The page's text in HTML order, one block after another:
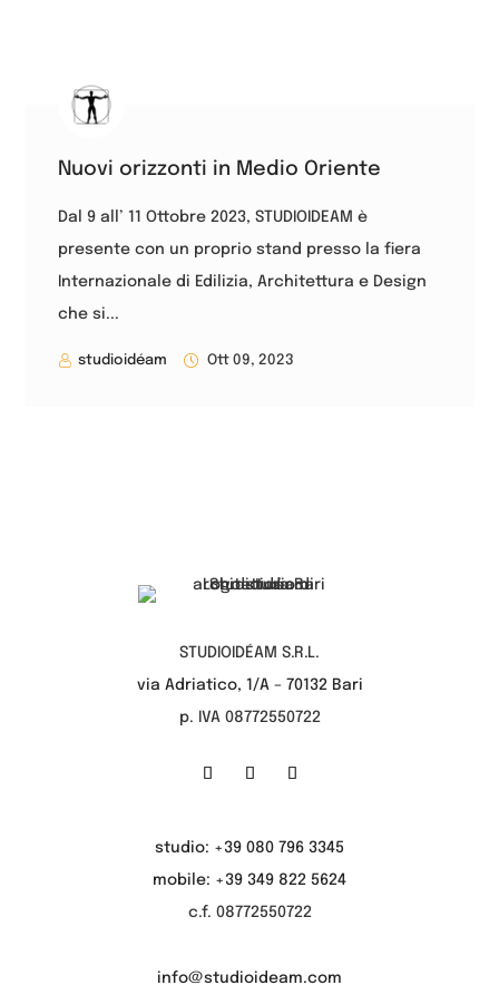
Nuovi orizzonti in Medio Oriente
Dal 9 all’ 11 Ottobre 2023, STUDIOIDEAM è
presente con un proprio stand presso la fiera
Internazionale di Edilizia, Architettura e Design
che si...
studioidéam Ott 09, 2023
STUDIOIDÉAM S.R.L.
via Adriatico, 1/A – 70132 Bari
p. IVA 08772550722
studio: +39 080 796 3345
mobile: +39 349 822 5624
c.f. 08772550722
info@studioideam.com